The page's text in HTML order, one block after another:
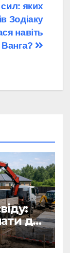
яких
Зодіаку
навіть
Ванга?
до